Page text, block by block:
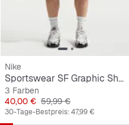
Nike
Sportswear SF Graphic Short
3 Farben
Preis
40,00 € Originalpreis
59,99 €
30-Tage-Bestpreis:47,99 €